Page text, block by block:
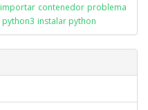
importar contenedor problema
python3 instalar python